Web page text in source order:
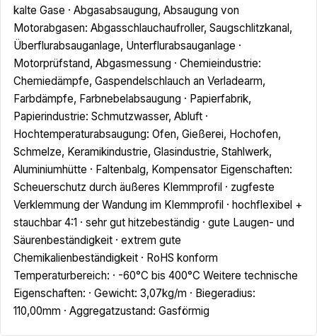
kalte Gase · Abgasabsaugung, Absaugung von
Motorabgasen: Abgasschlauchaufroller, Saugschlitzkanal,
Überflurabsauganlage, Unterflurabsauganlage ·
Motorprüfstand, Abgasmessung · Chemieindustrie:
Chemiedämpfe, Gaspendelschlauch an Verladearm,
Farbdämpfe, Farbnebelabsaugung · Papierfabrik,
Papierindustrie: Schmutzwasser, Abluft ·
Hochtemperaturabsaugung: Ofen, Gießerei, Hochofen,
Schmelze, Keramikindustrie, Glasindustrie, Stahlwerk,
Aluminiumhütte · Faltenbalg, Kompensator Eigenschaften:
Scheuerschutz durch äußeres Klemmprofil · zugfeste
Verklemmung der Wandung im Klemmprofil · hochflexibel +
stauchbar 4:1 · sehr gut hitzebeständig · gute Laugen- und
Säurenbeständigkeit · extrem gute
Chemikalienbeständigkeit · RoHS konform
Temperaturbereich: · -60°C bis 400°C Weitere technische
Eigenschaften: · Gewicht: 3,07kg/m · Biegeradius:
110,00mm · Aggregatzustand: Gasförmig